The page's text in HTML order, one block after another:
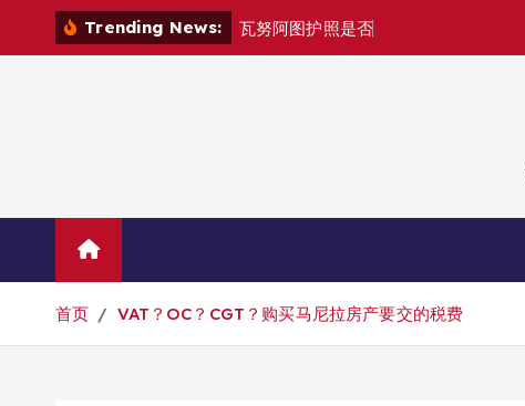
Trending News: 瓦努阿图护照是否
首页 VAT？OC？CGT？购买马尼拉房产要交的税费